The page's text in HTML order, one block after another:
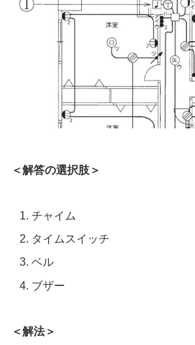
＜解答の選択肢＞
チャイム
タイムスイッチ
ベル
ブザー
＜解法＞